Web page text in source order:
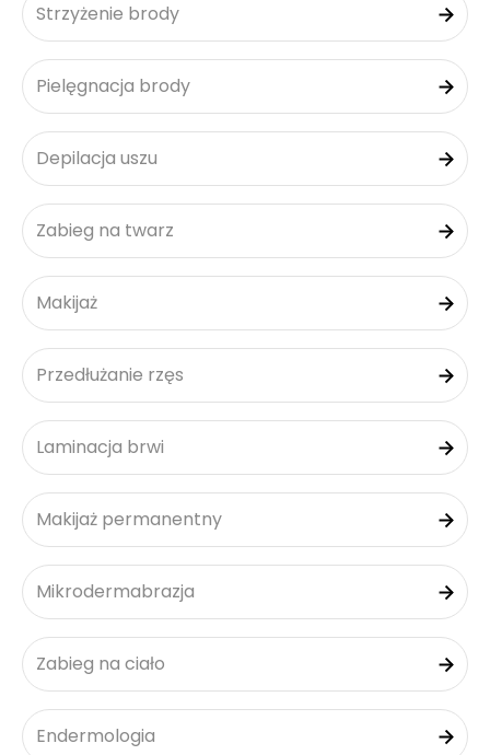
Strzyżenie brody
Pielęgnacja brody
Depilacja uszu
Zabieg na twarz
Makijaż
Przedłużanie rzęs
Laminacja brwi
Makijaż permanentny
Mikrodermabrazja
Zabieg na ciało
Endermologia